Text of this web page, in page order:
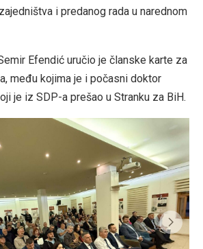
i predanog rada u narednom
Efendić uručio je članske karte za
među kojima je i počasni doktor
je iz SDP-a prešao u Stranku za BiH.